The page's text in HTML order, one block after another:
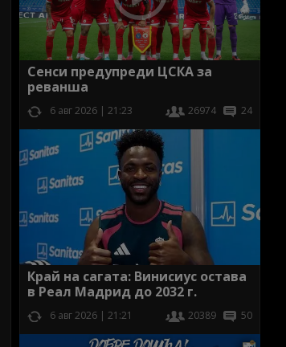
Сенси предупреди ЦСКА за
реванша
6 авг 2026 | 21:23 26974 24
Край на сагата: Винисиус остава
в Реал Мадрид до 2032 г.
6 авг 2026 | 21:21 20389 50